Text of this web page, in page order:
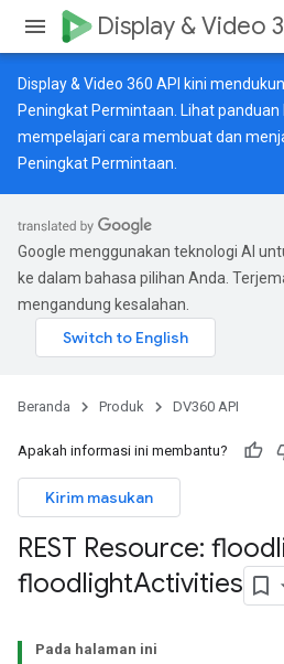
Display & Video
Display & Video 360 API kini
Peningkat Permintaan. Lihatpanduan
mempelajari cara membuat dan
Peningkat Permintaan.
Google menggunakan teknologi AI
ke dalam bahasa pilihan Anda.
mengandung kesalahan.
Beranda Produk DV360 API
Apakah informasi ini membantu?
Kirim masukan
REST Resource:
floodlightActivities
Pada halaman ini